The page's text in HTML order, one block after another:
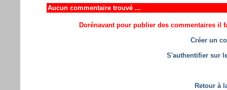
Aucun commentaire trouvé ...
Dorénavant pour publier des commentaires il
Créer un
S'authentifier sur
Retour à